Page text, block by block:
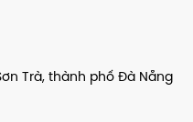
Trà, thành phố Đà Nẵng